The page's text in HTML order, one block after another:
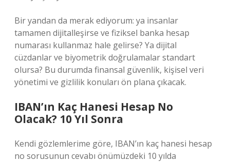
Bir yandan da merak ediyorum: ya insanlar
tamamen dijitalleşirse ve fiziksel banka hesap
numarası kullanmaz hale gelirse? Ya dijital
cüzdanlar ve biyometrik doğrulamalar standart
olursa? Bu durumda finansal güvenlik, kişisel veri
yönetimi ve gizlilik konuları ön plana çıkacak.
IBAN’ın Kaç Hanesi Hesap No
Olacak? 10 Yıl Sonra
Kendi gözlemlerime göre, IBAN’ın kaç hanesi hesap
no sorusunun cevabı önümüzdeki 10 yılda